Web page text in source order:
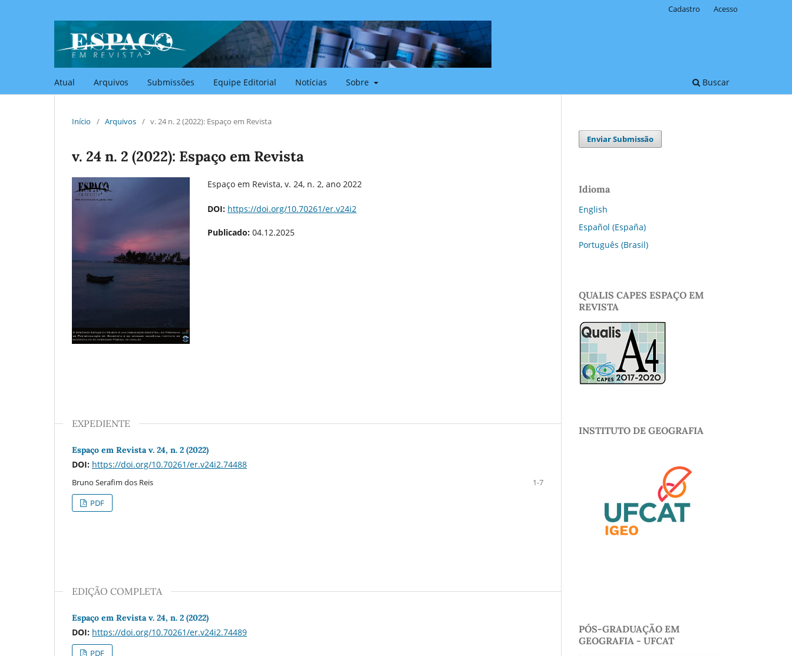
Atual Arquivos Submissões Equipe Editorial Notícias Sobre Buscar
Cadastro Acesso
Início / Arquivos / v. 24 n. 2 (2022): Espaço em Revista
v. 24 n. 2 (2022): Espaço em Revista
Espaço em Revista, v. 24, n. 2, ano 2022
DOI: https://doi.org/10.70261/er.v24i2
Publicado: 04.12.2025
EXPEDIENTE
Espaço em Revista v. 24, n. 2 (2022)
DOI: https://doi.org/10.70261/er.v24i2.74488
Bruno Serafim dos Reis
1-7
PDF
EDIÇÃO COMPLETA
Espaço em Revista v. 24, n. 2 (2022)
DOI: https://doi.org/10.70261/er.v24i2.74489
PDF
Enviar Submissão
Idioma
English
Español (España)
Português (Brasil)
QUALIS CAPES ESPAÇO EM
REVISTA
INSTITUTO DE GEOGRAFIA
PÓS-GRADUAÇÃO EM
GEOGRAFIA - UFCAT